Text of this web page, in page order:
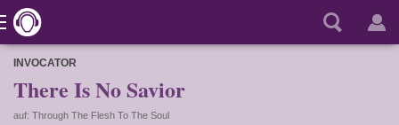
INVOCATOR
There Is No Savior
auf: Through The Flesh To The Soul